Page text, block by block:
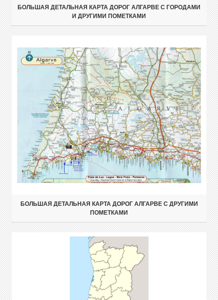
БОЛЬШАЯ ДЕТАЛЬНАЯ КАРТА ДОРОГ АЛГАРВЕ С ГОРОДАМИ
И ДРУГИМИ ПОМЕТКАМИ
БОЛЬШАЯ ДЕТАЛЬНАЯ КАРТА ДОРОГ АЛГАРВЕ С ДРУГИМИ
ПОМЕТКАМИ